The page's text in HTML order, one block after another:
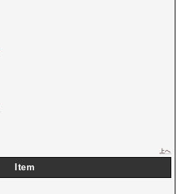
上へ
Item